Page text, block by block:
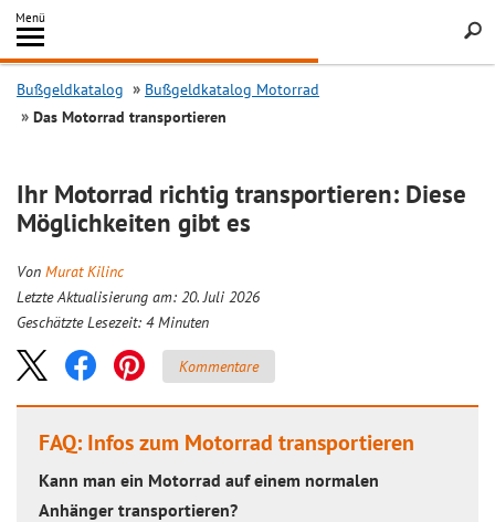
Inhalt
springen
Menü
Search
Bußgeldkatalog
Bußgeldkatalog Motorrad
Das Motorrad transportieren
Ihr Motorrad richtig transportieren: Diese
Möglichkeiten gibt es
Von Murat Kilinc
Letzte Aktualisierung am: 20. Juli 2026
Geschätzte Lesezeit: 4 Minuten
Kommentare
FAQ: Infos zum Motorrad transportieren
Kann man ein Motorrad auf einem normalen
Anhänger transportieren?